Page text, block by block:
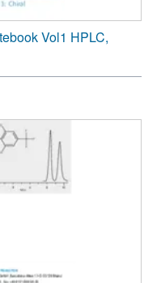
Vol1 HPLC,